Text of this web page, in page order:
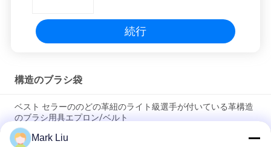
続行
構造のブラシ袋
ベスト セラーののどの革紐のライト級選手が付いている革構造
のブラシ用具エプロン/ベルト
PUの筆箱の袋の波の縞のジッパーの閉鎖旅行化粧品の構造袋の
Mark Liu